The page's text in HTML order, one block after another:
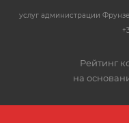
услуг администрации
Рейтинг
на